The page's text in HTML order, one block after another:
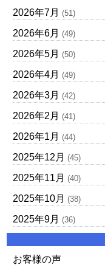
2026年7月 (51)
2026年6月 (49)
2026年5月 (50)
2026年4月 (49)
2026年3月 (42)
2026年2月 (41)
2026年1月 (44)
2025年12月 (45)
2025年11月 (40)
2025年10月 (38)
2025年9月 (36)
お客様の声